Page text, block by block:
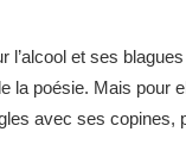
l’alcool et ses
la poésie. Mais
avec ses copines,